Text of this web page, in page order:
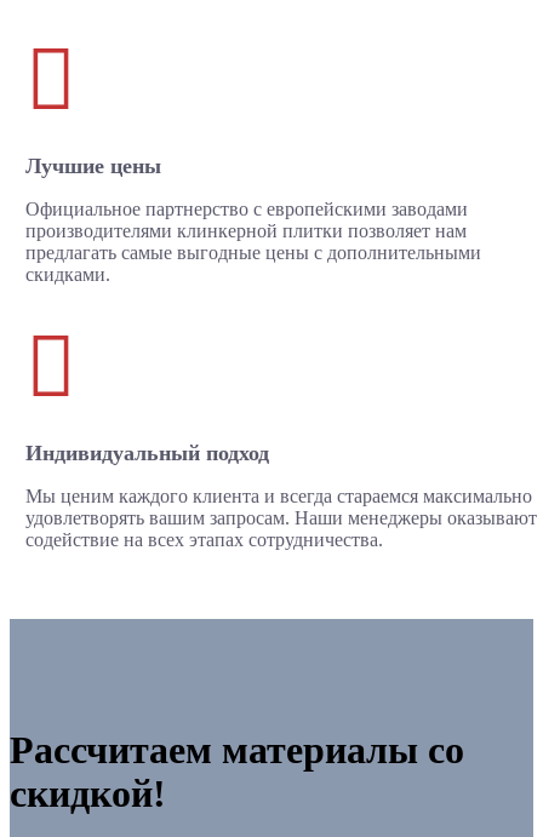

Лучшие цены
Официальное партнерство с европейскими заводами
производителями клинкерной плитки позволяет нам
предлагать самые выгодные цены с дополнительными
скидками.

Индивидуальный подход
Мы ценим каждого клиента и всегда стараемся максимально
удовлетворять вашим запросам. Наши менеджеры оказывают
содействие на всех этапах сотрудничества.
Рассчитаем материалы со
скидкой!